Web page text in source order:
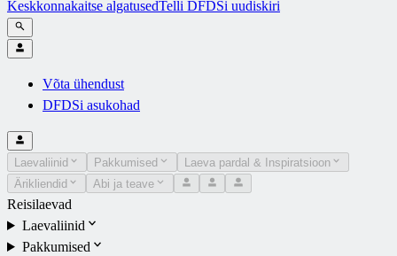
Keskkonnakaitse algatusedTelli DFDSi uudiskiri
Võta ühendust
DFDSi asukohad
Laevaliinid Pakkumised
Laeva pardal & Inspiratsioon
Ärikliendid
Abi ja teave
Reisilaevad
Laevaliinid
Pakkumised